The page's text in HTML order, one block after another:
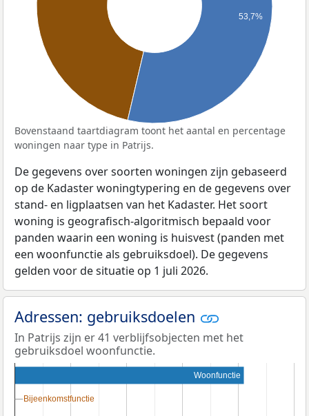
53,7%
Bovenstaand taartdiagram toont het aantal en percentage
woningen naar type in Patrijs.
De gegevens over soorten woningen zijn gebaseerd
op de Kadaster woningtypering en de gegevens over
stand- en ligplaatsen van het Kadaster. Het soort
woning is geografisch-algoritmisch bepaald voor
panden waarin een woning is huisvest (panden met
een woonfunctie als gebruiksdoel). De gegevens
gelden voor de situatie op 1 juli 2026.
Adressen: gebruiksdoelen
In Patrijs zijn er 41 verblijfsobjecten met het
gebruiksdoel woonfunctie.
Woonfunctie
Bijeenkomstfunctie
Bijeenkomstfunctie